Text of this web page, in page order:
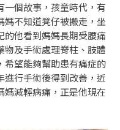
一個故事，孩童時代，有
媽不知道凳仔被搬走，坐
的他看到媽媽長期受腰痛
物及手術處理脊柱、肢體
希望能夠幫助患有痛症的
進行手術後得到改善，近
媽減輕病痛，正是他現在